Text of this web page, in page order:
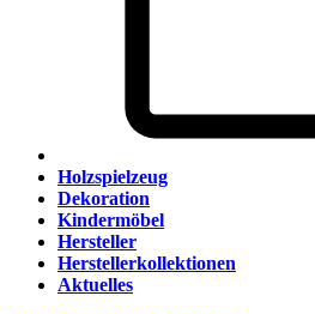
Holzspielzeug
Dekoration
Kindermöbel
Hersteller
Herstellerkollektionen
Aktuelles